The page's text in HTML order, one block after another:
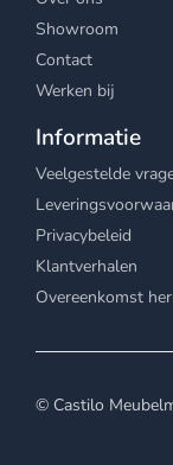
Showroom
Contact
Werken bij
Informatie
Veelgestelde
Privacybeleid
Klantverhalen
Overeenkomst
© Castilo